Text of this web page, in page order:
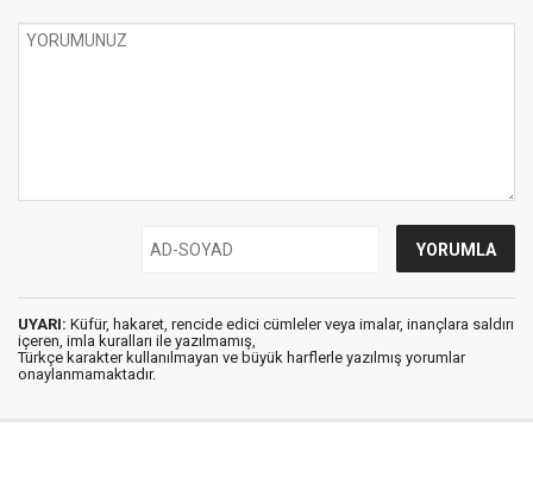
UYARI: Küfür, hakaret, rencide edici cümleler veya imalar, inançlara saldırı
içeren, imla kuralları ile yazılmamış,
Türkçe karakter kullanılmayan ve büyük harflerle yazılmış yorumlar
onaylanmamaktadır.